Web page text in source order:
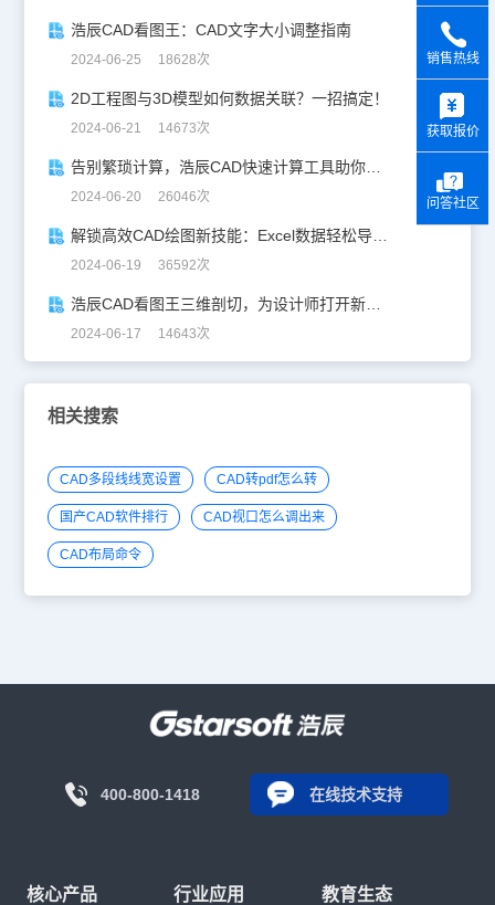
浩辰CAD看图王：CAD文字大小调整指南
2024-06-25 18628次
2D工程图与3D模型如何数据关联？一招搞定！
2024-06-21 14673次
告别繁琐计算，浩辰CAD快速计算工具助你一臂之力！
2024-06-20 26046次
解锁高效CAD绘图新技能：Excel数据轻松导入CAD
2024-06-19 36592次
浩辰CAD看图王三维剖切，为设计师打开新世界的大门！
2024-06-17 14643次
相关搜索
CAD多段线线宽设置 CAD转pdf怎么转
国产CAD软件排行 CAD视口怎么调出来
CAD布局命令
400-800-1418 在线技术支持
核心产品 行业应用 教育生态
销售热线
获取报价
问答社区